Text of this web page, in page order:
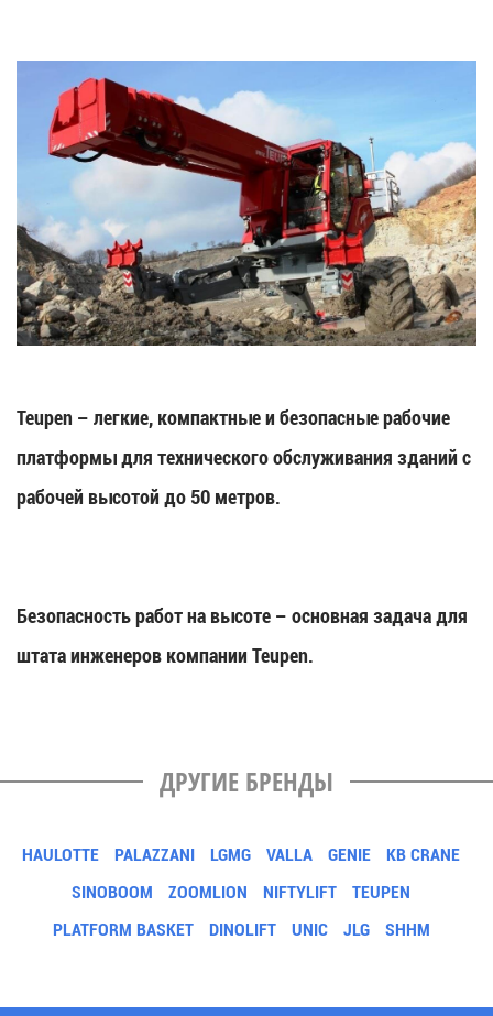
Teupen – легкие, компактные и безопасные рабочие
платформы для технического обслуживания зданий с
рабочей высотой до 50 метров.
Безопасность работ на высоте – основная задача для
штата инженеров компании Teupen.
ДРУГИЕ БРЕНДЫ
HAULOTTE PALAZZANI LGMG VALLA GENIE
KB CRANE
SINOBOOM
ZOOMLION NIFTYLIFT
TEUPEN
PLATFORM BASKET
DINOLIFT UNIC JLG SHHM